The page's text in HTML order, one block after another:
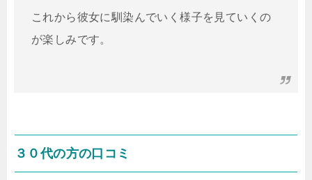
これから彼女に馴染んでいく様子を見ていくの
が楽しみです。
３０代の方の口コミ